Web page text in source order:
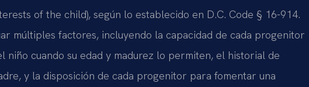
of the child), según lo establecido en D.C. Code § 16-914.
múltiples factores, incluyendo la capacidad de cada progenitor
niño cuando su edad y madurez lo permiten, el historial de
y la disposición de cada progenitor para fomentar una